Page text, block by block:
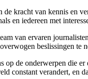
kracht van kennis en
en iedereen met
van ervaren
beslissingen te
op de onderwerpen die
constant verandert, en